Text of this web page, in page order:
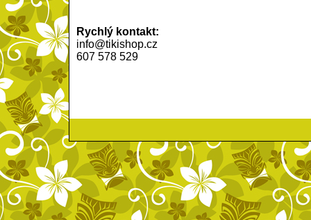
Rychlý kontakt:
info@tikishop.cz
607 578 529